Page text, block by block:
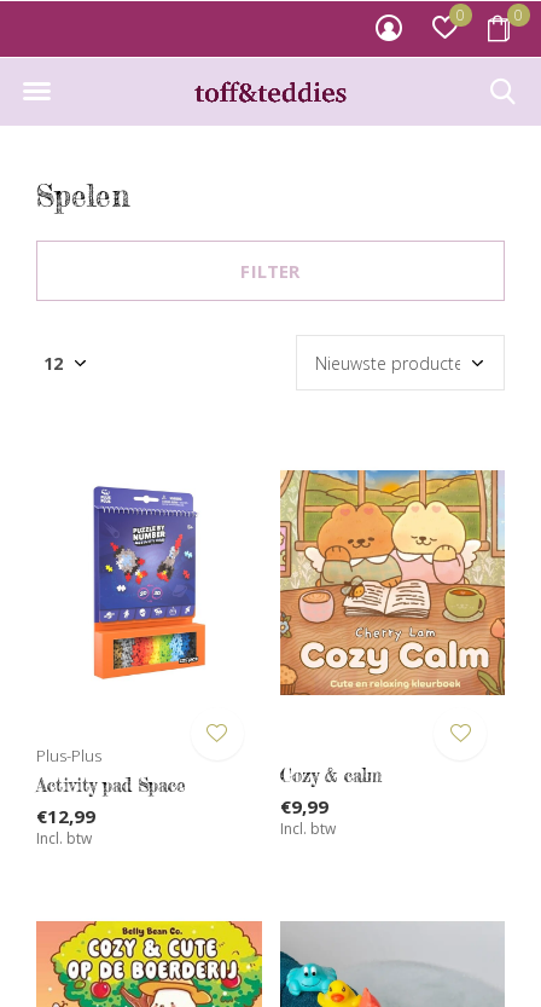
0 0
Spelen
FILTER
Plus-Plus
Activity pad Space
€12,99
Incl. btw
Cozy & calm
€9,99
Incl. btw